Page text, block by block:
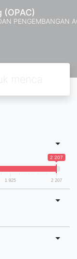
(OPAC)
PENGEMBANGAN
2 207
1 925 2 207